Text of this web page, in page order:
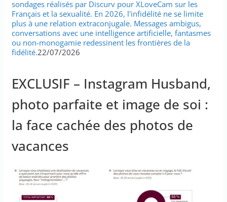
sondages réalisés par Discurv pour XLoveCam sur les
Français et la sexualité. En 2026, l'infidélité ne se limite
plus à une relation extraconjugale. Messages ambigus,
conversations avec une intelligence artificielle, fantasmes
ou non-monogamie redessinent les frontières de la
fidélité.22/07/2026
EXCLUSIF – Instagram Husband,
photo parfaite et image de soi :
la face cachée des photos de
vacances